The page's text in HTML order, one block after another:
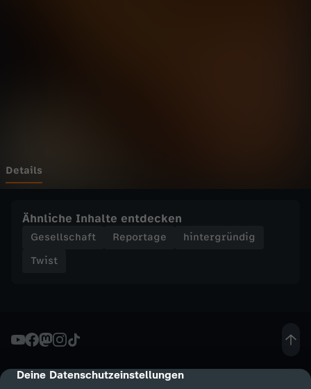
cmp-dialog-description
Deine Datenschutzeinstellungen
S
h
f
l
Details
Ähnliche Inhalte entdecken
Gesellschaft Reportage
hintergründig
Twist